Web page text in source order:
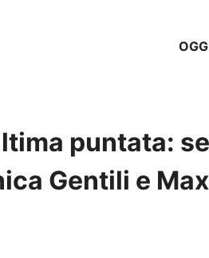
puntata:
Gentili e Max